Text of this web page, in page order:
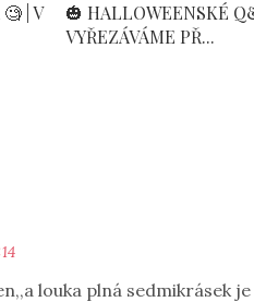
| V
🎃 HALLOWEENSKÉ
VYŘEZÁVÁME PŘ...
louka plná sedmikrásek